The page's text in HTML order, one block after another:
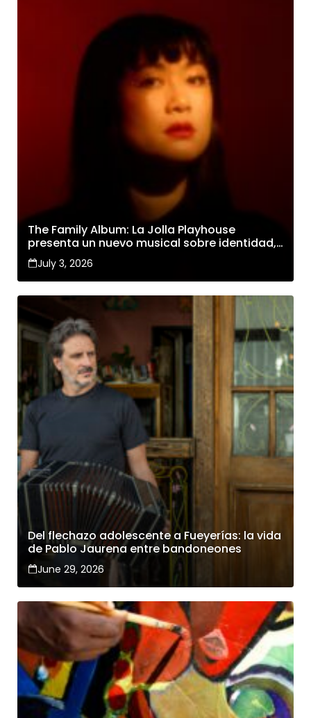
The Family Album: La Jolla Playhouse
presenta un nuevo musical sobre identidad,
familia y cambio
July 3, 2026
Del flechazo adolescente a Fueyerías: la vida
de Pablo Jaurena entre bandoneones
June 29, 2026